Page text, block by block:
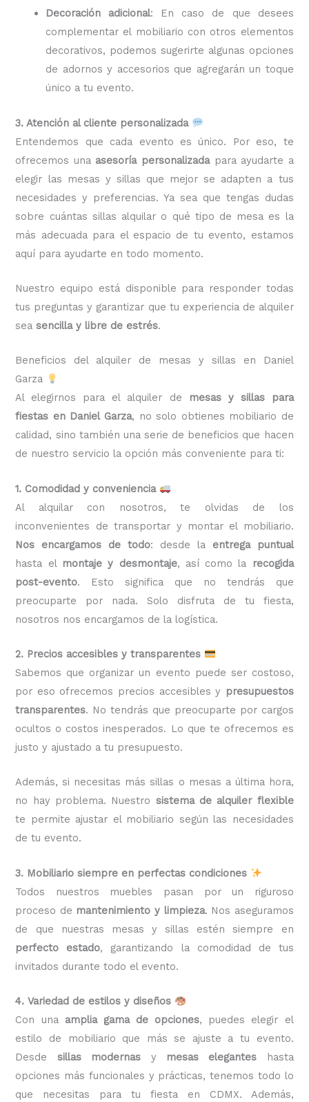
Decoración adicional: En caso de que desees
complementar el mobiliario con otros elementos
decorativos, podemos sugerirte algunas opciones
de adornos y accesorios que agregarán un toque
único a tu evento.
3. Atención al cliente personalizada
Entendemos que cada evento es único. Por eso, te
ofrecemos una asesoría personalizadapara ayudarte a
elegir las mesas y sillas que mejor se adapten a tus
necesidades y preferencias. Ya sea que tengas dudas
sobre cuántas sillas alquilar o qué tipo de mesa es la
más adecuada para el espacio de tu evento, estamos
aquí para ayudarte en todo momento.
Nuestro equipo está disponible para responder todas
tus preguntas y garantizar que tu experiencia de alquiler
seasencilla y libre de estrés.
Beneficios del alquiler de mesas y sillas en Daniel
Garza
Al elegirnos para el alquiler de
mesas y sillas para
fiestas en Daniel Garza, no solo obtienes mobiliario de
calidad, sino también una serie de beneficios que hacen
de nuestro servicio la opción más conveniente para ti:
1. Comodidad y conveniencia
Al alquilar con nosotros, te olvidas de los
inconvenientes de transportar y montar el mobiliario.
Nos encargamos de todo: desde la entrega puntual
hasta el montaje y desmontaje, así como la
recogida
post-evento. Esto significa que no tendrás que
preocuparte por nada. Solo disfruta de tu fiesta,
nosotros nos encargamos de la logística.
2. Precios accesibles y transparentes
Sabemos que organizar un evento puede ser costoso,
por eso ofrecemos precios accesibles y presupuestos
transparentes. No tendrás que preocuparte por cargos
ocultos o costos inesperados. Lo que te ofrecemos es
justo y ajustado a tu presupuesto.
Además, si necesitas más sillas o mesas a última hora,
no hay problema. Nuestro sistema de alquiler flexible
te permite ajustar el mobiliario según las necesidades
de tu evento.
3. Mobiliario siempre en perfectas condiciones
Todos nuestros muebles pasan por un riguroso
proceso de mantenimiento y limpieza. Nos aseguramos
de que nuestras mesas y sillas estén siempre en
perfecto estado, garantizando la comodidad de tus
invitados durante todo el evento.
4. Variedad de estilos y diseños
Con una amplia gama de opciones, puedes elegir el
estilo de mobiliario que más se ajuste a tu evento.
Desde sillas modernas y mesas elegantes hasta
opciones más funcionales y prácticas, tenemos todo lo
que necesitas para tu fiesta en CDMX. Además,